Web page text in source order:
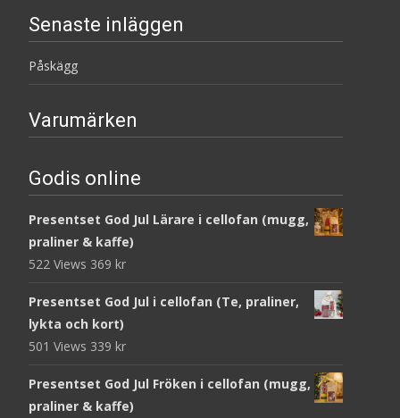
Senaste inläggen
Påskägg
Varumärken
Godis online
Presentset God Jul Lärare i cellofan (mugg,
praliner & kaffe)
522 Views 369 kr
Presentset God Jul i cellofan (Te, praliner,
lykta och kort)
501 Views 339 kr
Presentset God Jul Fröken i cellofan (mugg,
praliner & kaffe)